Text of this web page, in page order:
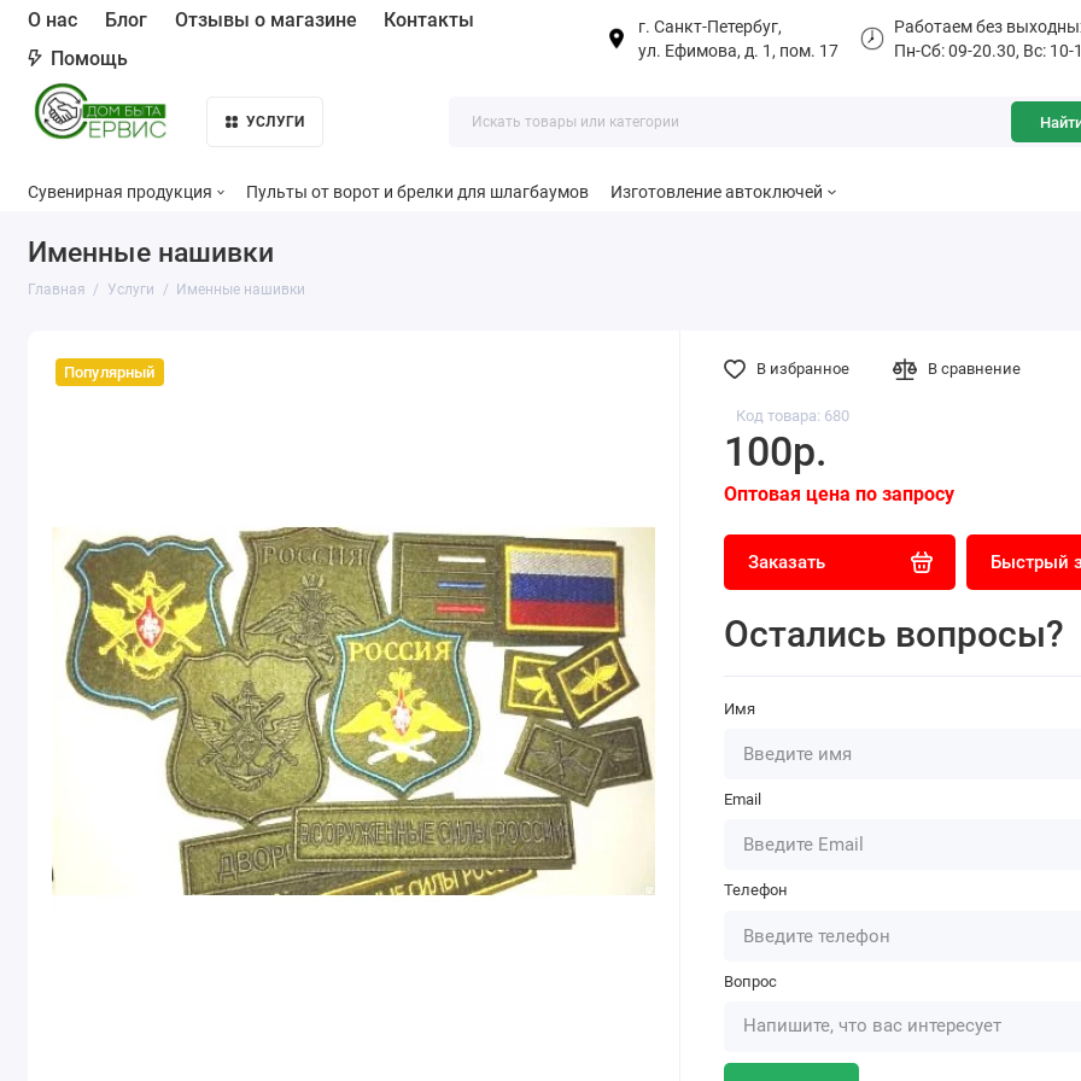
О нас Блог Отзывы о магазине
Контакты
Помощь
г. Санкт-Петербуг,
ул. Ефимова, д. 1, пом. 17
Работаем без
Пн-Сб: 09-20.30, Вс: 10-
УСЛУГИ
Сувенирная продукция Пульты от ворот и брелки для шлагбаумов Изготовление автоключей
Именные нашивки
Главная Услуги Именные нашивки
Популярный
Код товара: 680
100р.
Оптовая цена по запросу
Заказать Быстрый
Остались вопросы?
Имя
Email
Телефон
Вопрос
В избранное В сравнение